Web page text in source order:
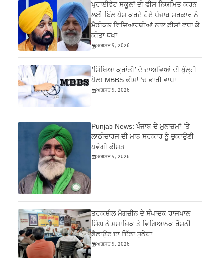
ਪ੍ਰਾਈਵੇਟ ਸਕੂਲਾਂ ਦੀ ਫੀਸ ਨਿਯਮਿਤ ਕਰਨ
ਲਈ ਬਿੱਲ ਪੇਸ਼ ਕਰਦੇ ਹੋਏ ਪੰਜਾਬ ਸਰਕਾਰ ਨੇ
ਮੈਡੀਕਲ ਵਿਦਿਆਰਥੀਆਂ ਨਾਲ ਫ਼ੀਸਾਂ ਵਧਾ ਕੇ
ਕੀਤਾ ਧੋਖਾ
ਅਗਸਤ 9, 2026
‘ਸਿੱਖਿਆ ਕ੍ਰਾਂਤੀ’ ਦੇ ਦਾਅਵਿਆਂ ਦੀ ਖੁੱਲ੍ਹੀ
ਪੋਲ! MBBS ਫੀਸਾਂ ‘ਚ ਭਾਰੀ ਵਾਧਾ
ਅਗਸਤ 9, 2026
Punjab News: ਪੰਜਾਬ ਦੇ ਮੁਲਾਜ਼ਮਾਂ ‘ਤੇ
ਲਾਠੀਚਾਰਜ ਦੀ ਮਾਨ ਸਰਕਾਰ ਨੂੰ ਚੁਕਾਉਣੀ
ਪਵੇਗੀ ਕੀਮਤ
ਅਗਸਤ 9, 2026
ਤਰਕਸ਼ੀਲ ਮੈਗਜ਼ੀਨ ਦੇ ਸੰਪਾਦਕ ਰਾਜਪਾਲ
ਸਿੰਘ ਨੇ ਸਮਾਜਿਕ ਤੇ ਵਿਗਿਆਨਕ ਰੋਸ਼ਨੀ
ਫ਼ੈਲਾਉਣ ਦਾ ਦਿੱਤਾ ਸੁਨੇਹਾ
ਅਗਸਤ 9, 2026